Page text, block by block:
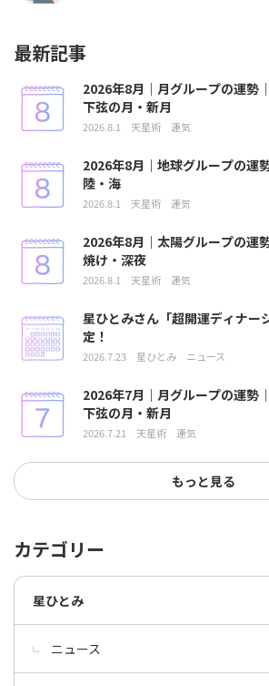
最新記事
2026年8月｜月グループの運勢
下弦の月・新月
2026.8.1 天星術 運気
2026年8月｜地球グループの運
陸・海
2026.8.1 天星術 運気
2026年8月｜太陽グループの運
焼け・深夜
2026.8.1 天星術 運気
星ひとみさん「超開運ディナー
定！
2026.7.23 星ひとみ ニュース
2026年7月｜月グループの運勢
下弦の月・新月
2026.7.21 天星術 運気
もっと見る
カテゴリー
星ひとみ
ニュース